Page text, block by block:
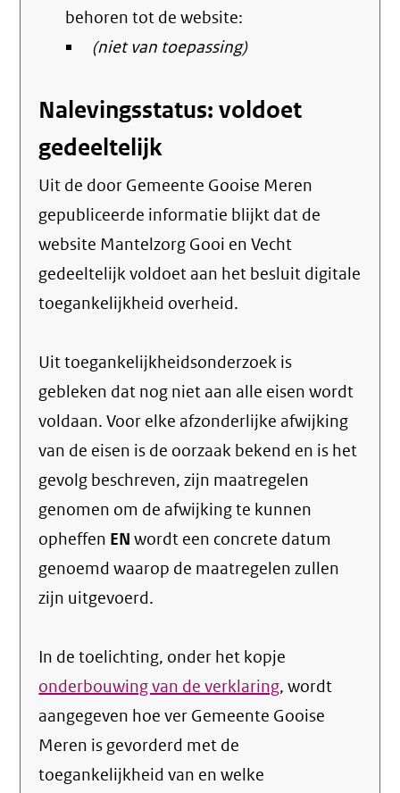
behoren tot de website:
(niet van toepassing)
Nalevingsstatus: voldoet
gedeeltelijk
Uit de door Gemeente Gooise Meren
gepubliceerde informatie blijkt dat de
website Mantelzorg Gooi en Vecht
gedeeltelijk voldoet aan het besluit digitale
toegankelijkheid overheid.
Uit toegankelijkheidsonderzoek is
gebleken dat nog niet aan alle eisen wordt
voldaan. Voor elke afzonderlijke afwijking
van de eisen is de oorzaak bekend en is het
gevolg beschreven, zijn maatregelen
genomen om de afwijking te kunnen
opheffen EN wordt een concrete datum
genoemd waarop de maatregelen zullen
zijn uitgevoerd.
In de toelichting, onder het kopje
onderbouwing van de verklaring, wordt
aangegeven hoe ver Gemeente Gooise
Meren is gevorderd met de
toegankelijkheid van en welke